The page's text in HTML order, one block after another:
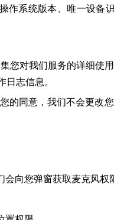
系统版本、唯一设备识
您对我们服务的详细使
志信息。
的同意，我们不会更改
向您弹窗获取麦克风权